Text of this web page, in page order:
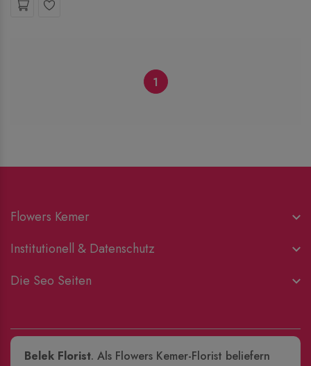
1
Flowers Kemer
Institutionell & Datenschutz
Die Seo Seiten
Belek Florist. Als Flowers Kemer-Florist beliefern